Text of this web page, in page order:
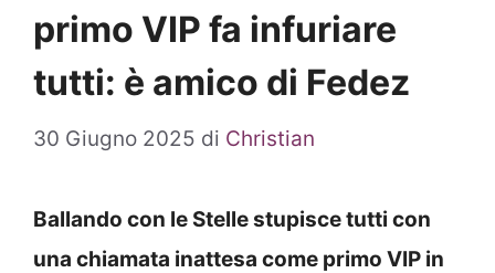
primo VIP fa infuriare
tutti: è amico di Fedez
30 Giugno 2025 di Christian
Ballando con le Stelle stupisce tutti con
una chiamata inattesa come primo VIP in